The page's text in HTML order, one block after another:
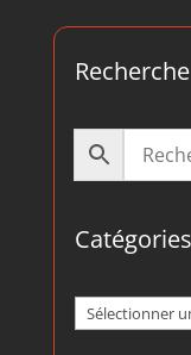
Recherche
Catégories
une